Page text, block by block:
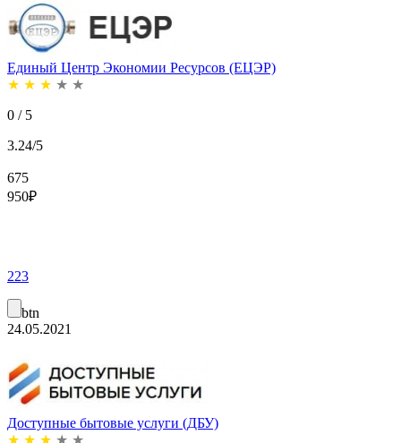
Единый Центр Экономии Ресурсов (ЕЦЭР)
★ ★ ★ ★ ★
0 / 5
3.24/5
675
950₽
223
btn
24.05.2021
Доступные бытовые услуги (ДБУ)